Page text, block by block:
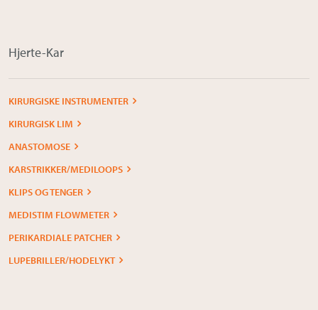
Hjerte-Kar
KIRURGISKE INSTRUMENTER
KIRURGISK LIM
ANASTOMOSE
KARSTRIKKER/MEDILOOPS
KLIPS OG TENGER
MEDISTIM FLOWMETER
PERIKARDIALE PATCHER
LUPEBRILLER/HODELYKT